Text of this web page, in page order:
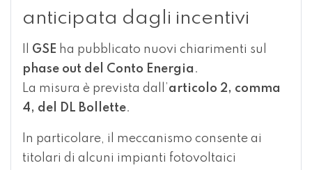
anticipata dagli incentivi
GSE ha pubblicato nuovi chiarimenti sul
phase out del Conto Energia .
La misura è prevista dall’articolo 2, comma
4, del DL Bollette.
In particolare, il meccanismo consente ai
titolari di alcuni impianti fotovoltaici